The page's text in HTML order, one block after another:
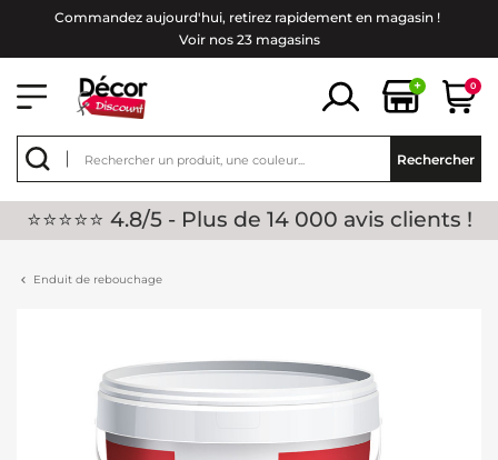
Commandez aujourd'hui, retirez rapidement en magasin !
Voir nos 23 magasins
+ 0
Rechercher
⭐⭐⭐⭐⭐ 4.8/5 - Plus de 14 000 avis clients !
Enduit de rebouchage